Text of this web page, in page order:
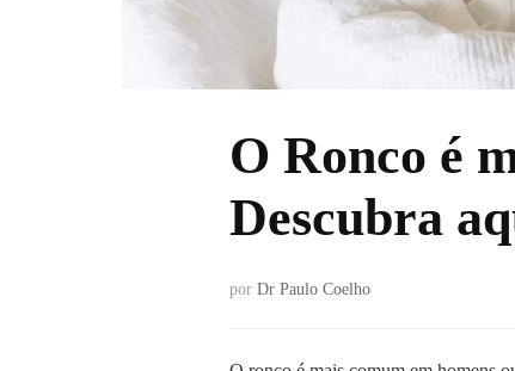
O Ronco é
Descubra
por Dr Paulo Coelho